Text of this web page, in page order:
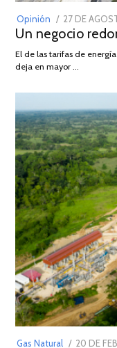
Opinión
POSTED
ON
27 DE
Un negocio
El de las tarifas de
deja en mayor …
Gas Natural
POSTED
20 DE